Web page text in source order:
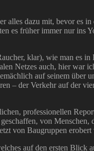
alles dazu mit, bevor es
es früher immer nur ins
klar), wie man es in
Netzes auch, hier war
auf seinem über
– der Verkehr auf der
professionellen
von Menschen,
von Baugruppen erobert
auf den ersten Blick